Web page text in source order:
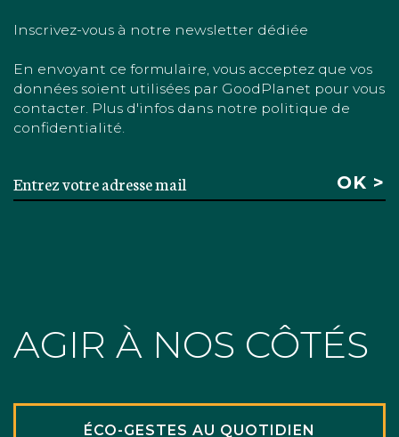
Inscrivez-vous à notre newsletter dédiée
En envoyant ce formulaire, vous acceptez que vos
données soient utilisées par GoodPlanet pour vous
contacter. Plus d'infos dans notre politique de
confidentialité.
AGIR À NOS CÔTÉS
ÉCO-GESTES AU QUOTIDIEN